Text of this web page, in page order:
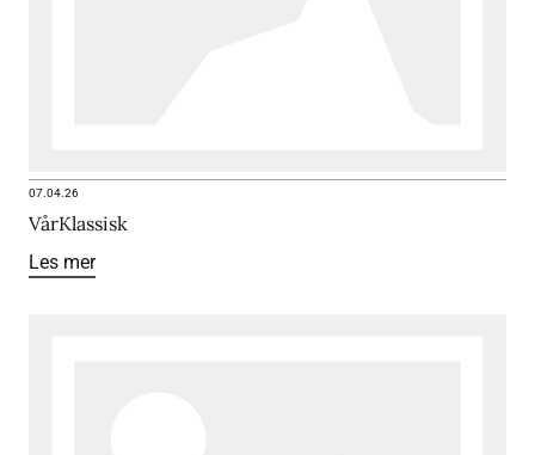
07.04.26
VårKlassisk
Les mer